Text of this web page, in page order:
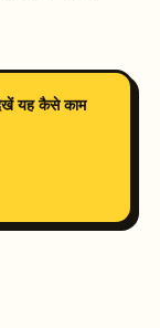
यह कैसे काम